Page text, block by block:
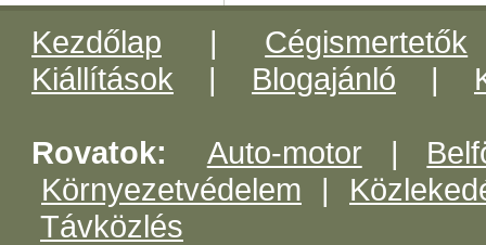
Kezdőlap | Cégismertetők
Kiállítások | Blogajánló |
Rovatok: Auto-motor|
Környezetvédelem |
Távközlés